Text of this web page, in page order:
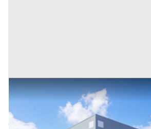
Fabbricati Costruiti per Esigenze
a Padova
Offerta minima
33.750 € 45.000 €